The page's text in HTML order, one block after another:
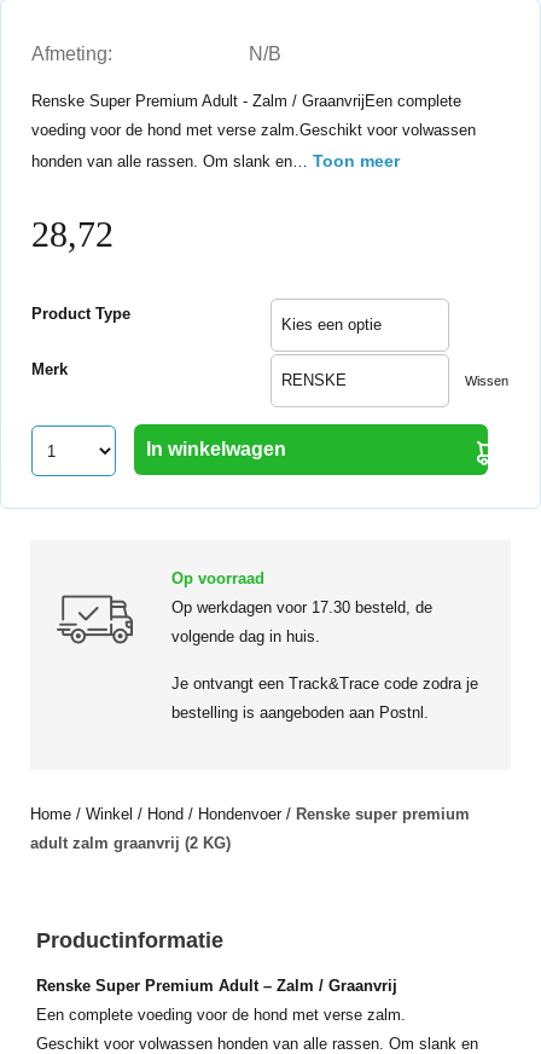
Afmeting: N/B
Renske Super Premium Adult - Zalm / GraanvrijEen complete
voeding voor de hond met verse zalm.Geschikt voor volwassen
honden van alle rassen. Om slank en… Toon meer
28,72
Product Type
Merk
Wissen
In winkelwagen
Op voorraad
Op werkdagen voor 17.30 besteld, de
volgende dag in huis.
Je ontvangt een Track&Trace code zodra je
bestelling is aangeboden aan Postnl.
Home / Winkel / Hond / Hondenvoer/ Renske super premium
adult zalm graanvrij (2 KG)
Productinformatie
Renske Super Premium Adult – Zalm / Graanvrij
Een complete voeding voor de hond met verse zalm.
Geschikt voor volwassen honden van alle rassen. Om slank en